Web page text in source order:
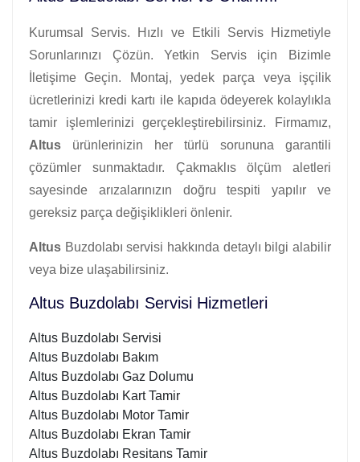
Kurumsal Servis. Hızlı ve Etkili Servis Hizmetiyle
Sorunlarınızı Çözün. Yetkin Servis için Bizimle
İletişime Geçin. Montaj, yedek parça veya işçilik
ücretlerinizi kredi kartı ile kapıda ödeyerek kolaylıkla
tamir işlemlerinizi gerçekleştirebilirsiniz. Firmamız,
Altus ürünlerinizin her türlü sorununa garantili
çözümler sunmaktadır. Çakmaklıs ölçüm aletleri
sayesinde arızalarınızın doğru tespiti yapılır ve
gereksiz parça değişiklikleri önlenir.
Altus Buzdolabı servisi hakkında detaylı bilgi alabilir
veya bize ulaşabilirsiniz.
Altus Buzdolabı Servisi Hizmetleri
Altus Buzdolabı Servisi
Altus Buzdolabı Bakım
Altus Buzdolabı Gaz Dolumu
Altus Buzdolabı Kart Tamir
Altus Buzdolabı Motor Tamir
Altus Buzdolabı Ekran Tamir
Altus Buzdolabı Resitans Tamir